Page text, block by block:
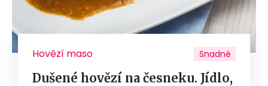
Hovězí maso Snadné
Dušené hovězí na česneku. Jídlo,